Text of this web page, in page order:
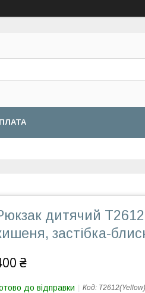
дитячий
застібка-
₴
до відправки Код: T2612(Yellow)